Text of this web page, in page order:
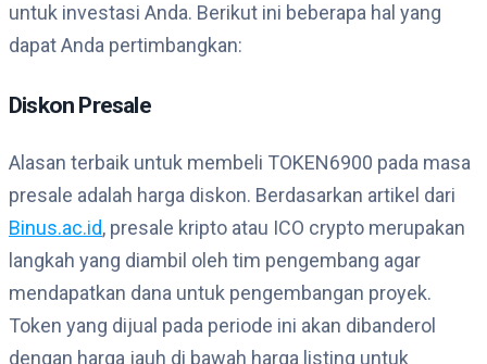
untuk investasi Anda. Berikut ini beberapa hal yang
dapat Anda pertimbangkan:
Diskon Presale
Alasan terbaik untuk membeli TOKEN6900 pada masa
presale adalah harga diskon. Berdasarkan artikel dari
Binus.ac.id, presale kripto atau ICO crypto merupakan
langkah yang diambil oleh tim pengembang agar
mendapatkan dana untuk pengembangan proyek.
Token yang dijual pada periode ini akan dibanderol
dengan harga jauh di bawah harga listing untuk